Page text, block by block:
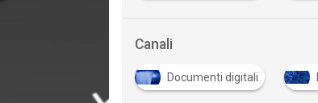
Canali
Documenti digitali